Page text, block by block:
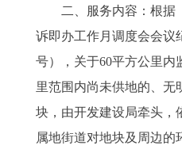
二、服务内容：根据
诉即办工作月调度会会议
号），关于60平方公里内
里范围内尚未供地的、无
块，由开发建设局牵头，
属地街道对地块及周边的